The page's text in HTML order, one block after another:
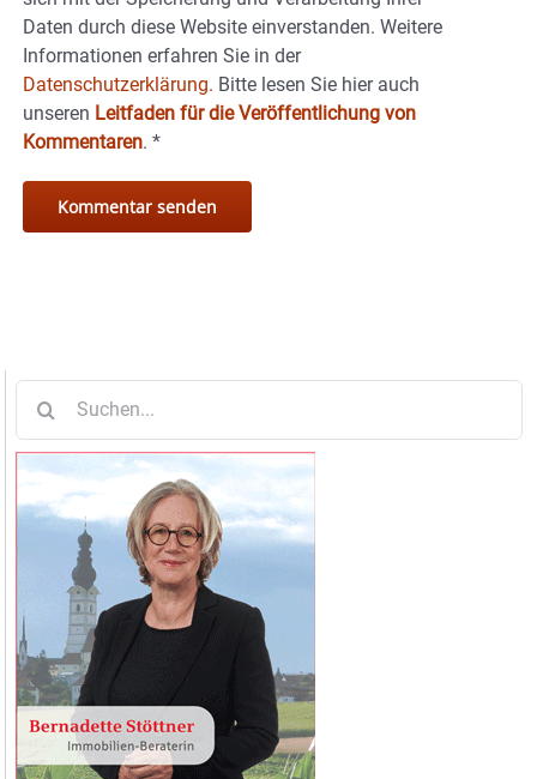
Daten durch diese Website einverstanden. Weitere
Informationen erfahren Sie in der
Datenschutzerklärung. Bitte lesen Sie hier auch
unseren Leitfaden für die Veröffentlichung von
Kommentaren. *
nach: